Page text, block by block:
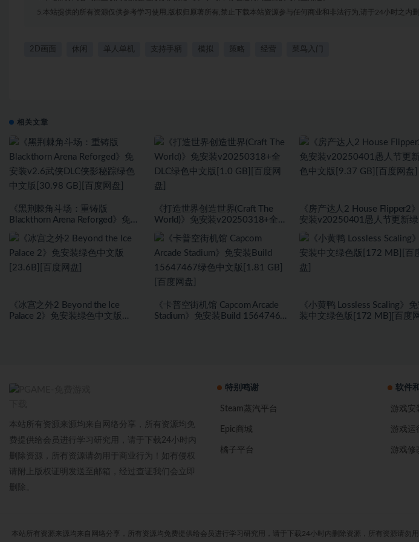
5.本站提供的所有资源仅供参考学习使用,版权归原著所有,禁止下载本站资源参与任何商业和非法行为,请于24小时之内
2D画面 休闲 单人单机 支持手柄 模拟 策略 经营 菜鸟入门
相关文章
《黑荆棘角斗场：重铸版
Blackthorn Arena Reforged》免安
版[30.98 GB][百度网盘]
《打造世界创造世界(Craft The
World)》免安装v20250318+全
盘]
《房产达人2 House Flipper2
安装v20250401愚人节更新绿
《冰宫之外2 Beyond the Ice
Palace 2》免安装绿色中文版
《卡普空街机馆 Capcom Arcade
Stadium》免安装Build 15647467
《小黄鸭 Lossless Scaling》免
装中文绿色版[172 MB][百度网
本站所有资源来源均来自网络分享，所有资源均免
费提供给会员进行学习研究用，请于下载24小时内
删除资源，所有资源请勿用于商业行为！如有侵权
请附上版权证明发送至邮箱，经过查证我们会立即
删除。
特别鸣谢
Steam蒸汽平台
Epic商城
橘子平台
软件
游戏安
游戏运
游戏修
本站所有资源来源均来自网络分享，所有资源均免费提供给会员进行学习研究用，请于下载24小时内删除资源，所有资源请